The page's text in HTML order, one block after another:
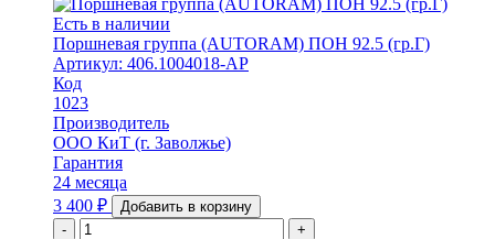
Есть в наличии
Поршневая группа (AUTORAM) ПОН 92.5 (гр.Г)
Артикул: 406.1004018-АР
Код
1023
Производитель
ООО КиТ (г. Заволжье)
Гарантия
24 месяца
3 400 ₽
Добавить в корзину
-
+